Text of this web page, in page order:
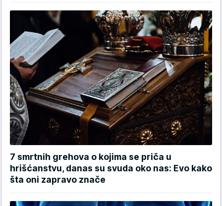
7 smrtnih grehova o kojima se priča u
hrišćanstvu, danas su svuda oko nas: Evo kako
šta oni zapravo znače